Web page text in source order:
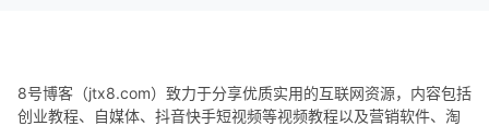
8号博客（jtx8.com）致力于分享优质实用的互联网资源，内容包括
创业教程、自媒体、抖音快手短视频等视频教程以及营销软件、淘